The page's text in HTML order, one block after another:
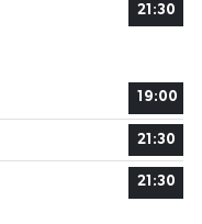
21:30
19:00
21:30
21:30